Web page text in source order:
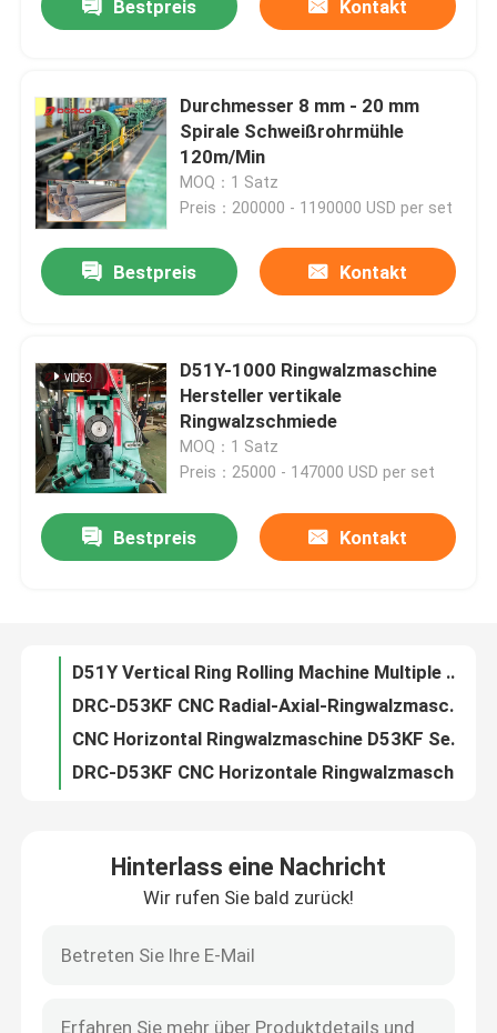
Startseite
Produkte
Videos
Fabrik Tour
Qualitätskontrolle
Nachrichten
Alle Fälle
blog
Bestpreis Kontakt
Durchmesser 8 mm - 20 mm
Spirale Schweißrohrmühle
120m/Min
MOQ：1 Satz
Preis：200000 - 1190000 USD per set
Bestpreis Kontakt
D51Y-1000 Ringwalzmaschine
Hersteller vertikale
Ringwalzschmiede
MOQ：1 Satz
Preis：25000 - 147000 USD per set
Bestpreis Kontakt
D51Y Vertical Ring Rolling Machine Has Excellent Rigidity And A Wide Processing Range
CNC Horizontal Ringwalzmaschine D53KF Serie, dualdirektional
D53KT CNC Horizontale Ringwalzmaschine für Metallmaterialien
Hinterlass eine Nachricht
Wir rufen Sie bald zurück!